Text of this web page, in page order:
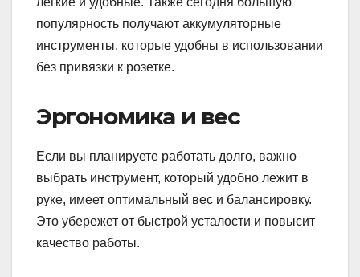
популярность получают аккумуляторные
инструменты, которые удобны в использовании
без привязки к розетке.
Эргономика и вес
Если вы планируете работать долго, важно
выбрать инструмент, который удобно лежит в
руке, имеет оптимальный вес и балансировку.
Это убережет от быстрой усталости и повысит
качество работы.